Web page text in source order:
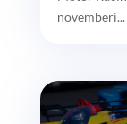
novemberi...